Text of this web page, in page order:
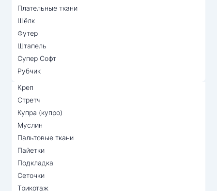
Плательные ткани
Шёлк
Футер
Штапель
Супер Софт
Рубчик
Креп
Стретч
Купра (купро)
Муслин
Пальтовые ткани
Пайетки
Подкладка
Сеточки
Трикотаж